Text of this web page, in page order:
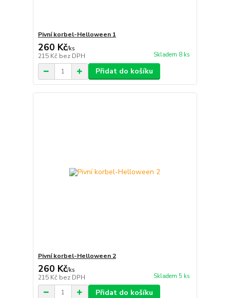
Pivní korbel-Helloween 1
260 Kč/ks
215 Kč bez DPH Skladem 8 ks
Přidat do košíku
Pivní korbel-Helloween 2
260 Kč/ks
215 Kč bez DPH Skladem 5 ks
Přidat do košíku